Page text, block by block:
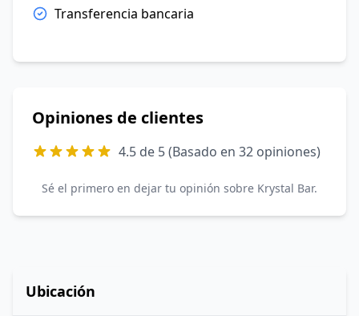
Transferencia bancaria
Opiniones de clientes
4.5 de 5 (Basado en 32 opiniones)
Sé el primero en dejar tu opinión sobre Krystal Bar.
Ubicación